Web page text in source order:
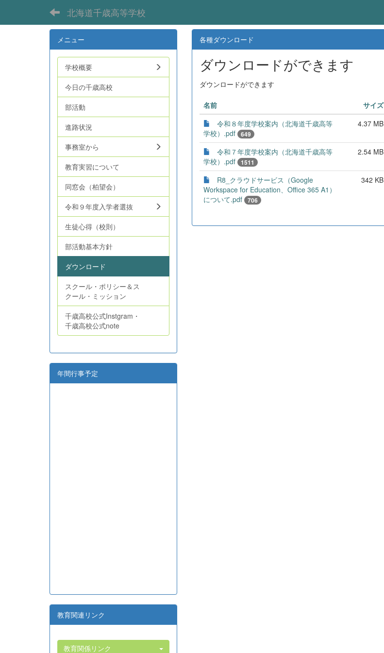
北海道千歳高等学校
各種ダウンロード
ダウンロードができます
ダウンロードができます
名前 サイズ
令和８年度学校案内（北海道千歳高等
学校）.pdf
649
4.37 MB
令和７年度学校案内（北海道千歳高等
学校）.pdf
1511
2.54 MB
R8_クラウドサービス（Google
Workspace for Education、Office 365 A1）
について.pdf
706
342 KB
メニュー
学校概要
今日の千歳高校
部活動
進路状況
事務室から
教育実習について
同窓会（柏望会）
令和９年度入学者選抜
生徒心得（校則）
部活動基本方針
ダウンロード
スクール・ポリシー＆ス
クール・ミッション
千歳高校公式Instgram・
千歳高校公式note
年間行事予定
教育関連リンク
教育関係リンク